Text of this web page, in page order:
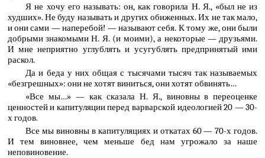
Я не хочу его называть: он, как говорила Н. Я., «был не из
худших». Не буду называть и других обиженных. Их не так мало,
и они сами — наперебой! — называют себя. К тому же, они были
добрыми знакомыми Н. Я. (и моими), а некоторые — друзьями.
И мне неприятно углублять и усугублять предпринятый ими
раскол.
Да и беда у них общая с тысячами тысяч так называемых
«безгрешных»: они не хотят виниться, они хотят обвинять…
«Все мы…» — как сказала Н. Я., виновны в переоценке
ценностей и капитуляции перед варварской идеологией 20 — 30-
х годов.
Все мы виновны в капитуляциях и откатах 60 — 70-х годов.
И тем виновнее, чем меньше бед нам угрожало за наше
неповиновение.